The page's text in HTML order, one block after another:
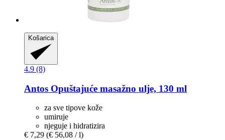
Košarica
4.9 (8)
Antos Opuštajuće masažno ulje, 130 ml
za sve tipove kože
umiruje
njeguje i hidratizira
€ 7,29 (€ 56,08 / l)